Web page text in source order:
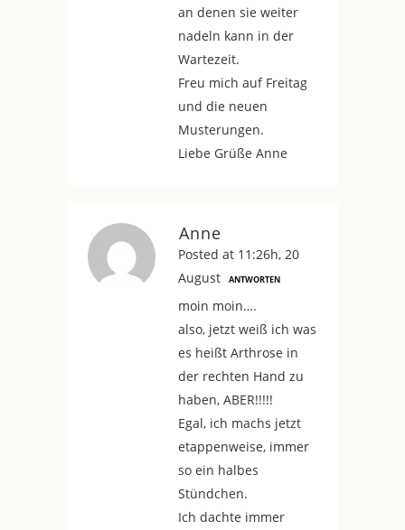
an denen sie weiter
nadeln kann in der
Wartezeit.
Freu mich auf Freitag
und die neuen
Musterungen.
Liebe Grüße Anne
Anne
Posted at 11:26h, 20
August
ANTWORTEN
moin moin….
also, jetzt weiß ich was
es heißt Arthrose in
der rechten Hand zu
haben, ABER!!!!!
Egal, ich machs jetzt
etappenweise, immer
so ein halbes
Stündchen.
Ich dachte immer